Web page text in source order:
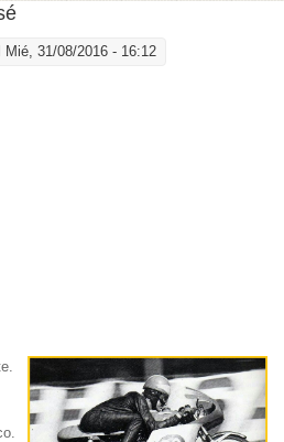
Mié, 31/08/2016 - 16:12